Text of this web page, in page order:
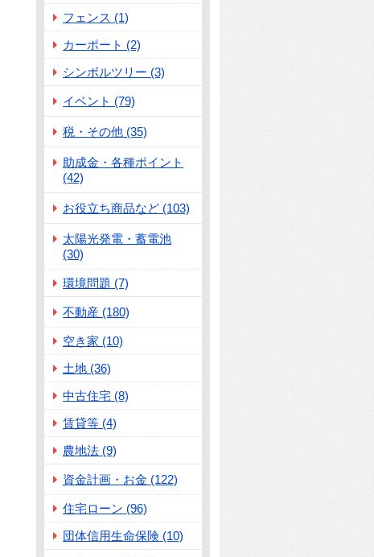
フェンス (1)
カーポート (2)
シンボルツリー (3)
イベント (79)
税・その他 (35)
助成金・各種ポイント
(42)
お役立ち商品など (103)
太陽光発電・蓄電池
(30)
環境問題 (7)
不動産 (180)
空き家 (10)
土地 (36)
中古住宅 (8)
賃貸等 (4)
農地法 (9)
資金計画・お金 (122)
住宅ローン (96)
団体信用生命保険 (10)